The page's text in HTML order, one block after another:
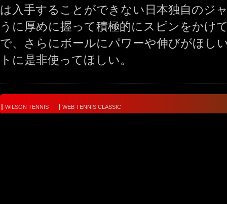
は入手することができない日本独自のジ
うに厚めに握って積極的にスピンをかけ
で、さらにボールにパワーや伸びがほし
トに是非使ってほしい。
WILSON TENNIS WEB TENNIS CLASSIC